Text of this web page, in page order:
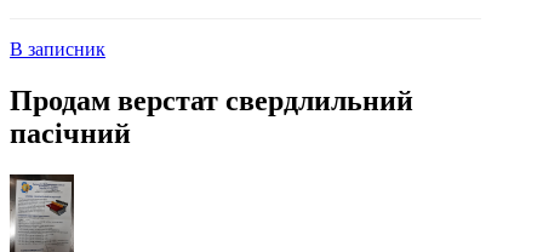
В записник
Продам верстат свердлильний
пасічний